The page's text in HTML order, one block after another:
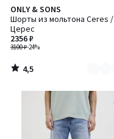
ONLY & SONS
Шорты из мольтона Ceres /
Церес
3100 ₽-24%
2356 ₽
4,5
/ 5
Количество
цветов:
2
4,5
/